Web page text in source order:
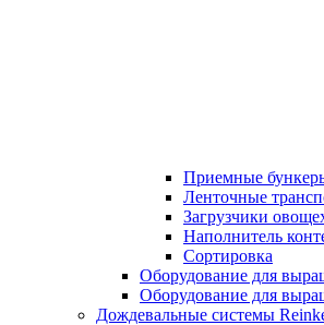
Приемные
Ленточные
Загрузчики
Наполнитель
Сортировка
Оборудование для
Оборудование для
Дождевальные системы